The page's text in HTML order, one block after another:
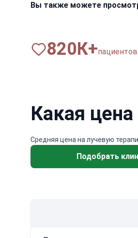
Вы также можете
820К+
Какая
Средняя цена на лучевую
Подобрать